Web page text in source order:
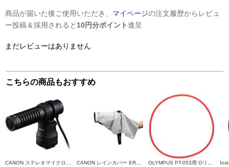
商品が届いた後ご使用いただき、 マイページの注文履歴からレビュ
ー投稿＆採用されると 10円分ポイント進呈
まだレビューはありません
こちらの商品もおすすめ